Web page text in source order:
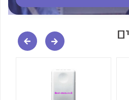
לכל מוצרי היצרן